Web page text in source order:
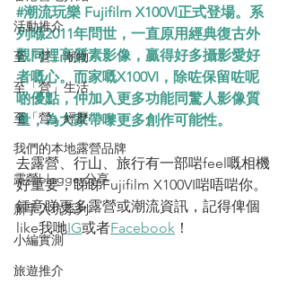
活動推介
至「營」潮物
至「營」生活
至「營」經歷
我們的本地露營品牌
露營blogger分享
新手入坑系列
小編實測
旅遊推介
#潮流玩樂 Fujifilm X100VI正式登場。系
列喺2011年問世，一直原用經典復古外
觀同埋高質素影像，贏得好多攝影愛好
者嘅心。而家嘅X100VI，除咗保留咗呢
啲優點，仲加入更多功能同驚人影像質
量，為大家帶嚟更多創作可能性。
去露營、行山、旅行有一部啱feel嘅相機
好重要，睇睇Fujifilm X100VI啱唔啱你。
鍾意睇更多露營或潮流資訊，記得俾個
like我哋IG或者Facebook ！